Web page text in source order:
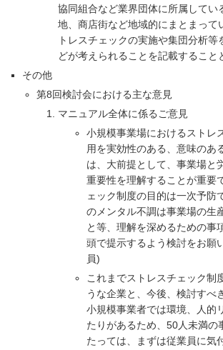
協同組合など業界団体に所属してい
地、商店街など地域的にまとまって
トレスチェックの実施や集団分析等
どが考えられることを記載すること
その他
第8回検討会における主な意見
マニュアル全体に係るご意見
小規模事業場におけるストレ
用を実効性のある、意味のあ
は、大前提として、事業場と
重要性を理解することが重要
ェック制度の目的は一次予防
のメンタル不調は事業場の生
と等、理解を深めるための事
頭で提示するよう検討をお願
員)
これまでストレスチェック制
うな企業と、今後、検討すべ
小規模事業者では環境、人的
たりがあるため、50人未満の
たっては、まずは従業員に気